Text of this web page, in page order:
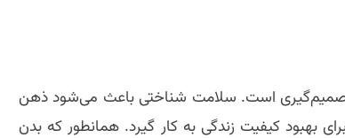
تصمیم‌گیری است. سلامت شناختی باعث می‌شود ذهن
بهبود کیفیت زندگی به کار گیرد. همانطور که بدن